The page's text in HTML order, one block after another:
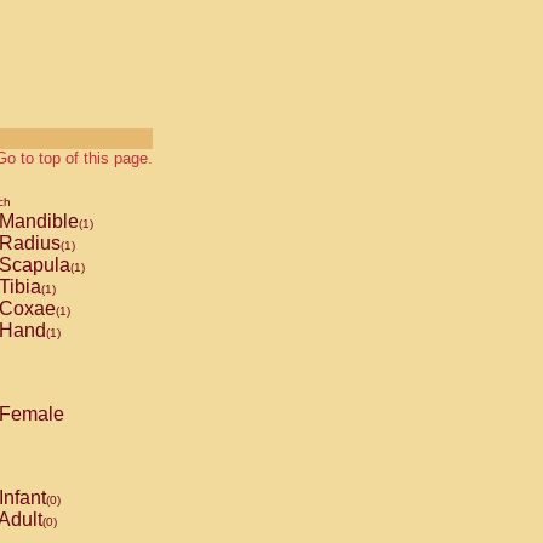
to top of this page.
Mandible(1)
Radius(1)
Scapula(1)
Tibia(1)
Coxae(1)
Hand(1)
Female
Infant(0)
(0)